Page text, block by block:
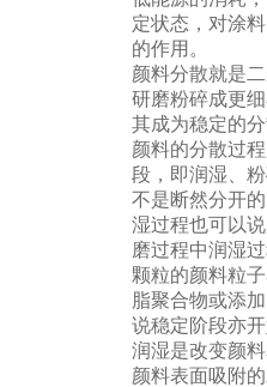
定状态，对涂
的作用。
颜料分散就是
研磨粉碎成更
其成为稳定的分
颜料的分散过
段，即润湿、
不是断然分开
湿过程也可以
磨过程中润湿
颗粒的颜料粒
脂聚合物或添
说稳定阶段亦开
润湿是改变颜
颜料表面吸附